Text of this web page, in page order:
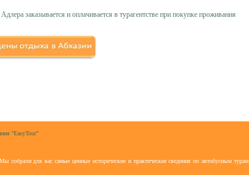
заказывается и оплачивается в турагентстве при покупке проживания
"EasyTour"
для вас самые ценные исторические и практические сведения по автобусным турам